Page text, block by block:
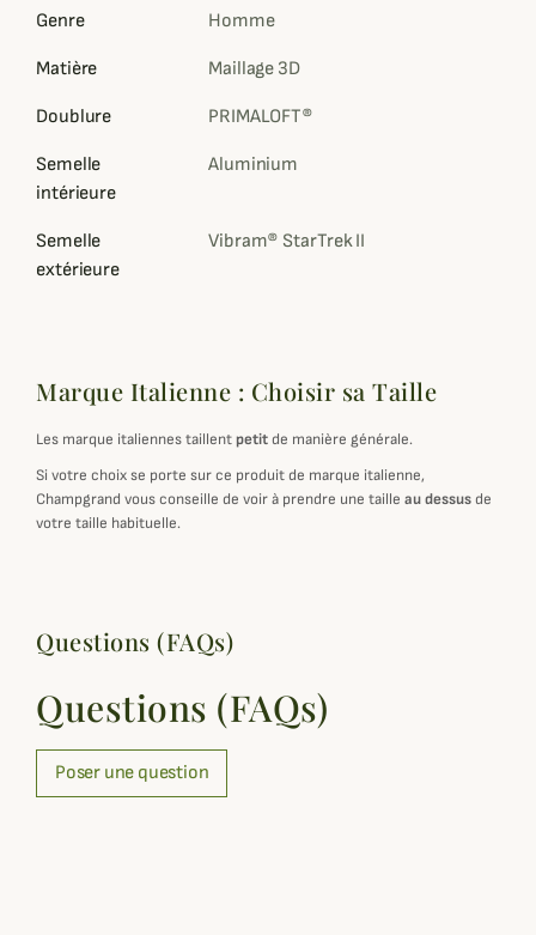
Genre Homme
Matière Maillage 3D
Doublure PRIMALOFT®
Semelle
intérieure
Aluminium
Semelle
extérieure
Vibram® StarTrek II
Marque Italienne : Choisir sa Taille
Les marque italiennes taillentpetitde manière générale.
Si votre choix se porte sur ce produit de marque italienne,
Champgrand vous conseille de voir à prendre une taille au dessusde
votre taille habituelle.
Questions (FAQs)
Questions (FAQs)
Poser une question